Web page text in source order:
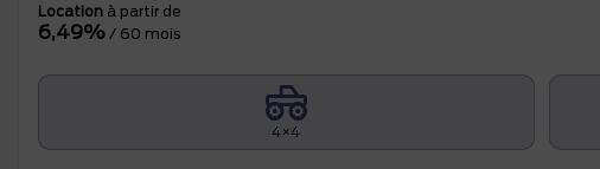
Location à partir de
6,49% / 60 mois
4×4